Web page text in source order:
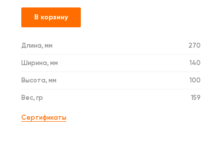
В корзину
Длина, мм 270
Ширина, мм 140
Высота, мм 100
Вес, гр 159
Сертификаты